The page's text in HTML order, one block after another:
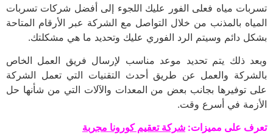
تسربات مياه فعلى الفور عليك اللجوء إلى أفضل شركات تسربات
المياه بالمذنب من خلال التواصل مع الشركة عبر الأرقام المتاحة
بشكل دائم وسيتم الرد الفوري عليك وتحديد ما هي مشكلتك.
وبعد ذلك يتم تحديد موعد مناسب لإرسال فريق العمل الخاص
بالشركة والعمل عن طريق أحدث التقنيات التي تعمل الشركة
على توفيرها بجانب بعض من المعدات والآلات التي من شأنها حل
الأزمة في أسرع وقت.
تعرف على مميزات: شركة تعقيم كورونا مجربة